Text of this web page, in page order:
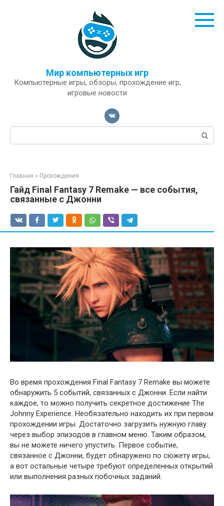
Мир компьютерных игр
Компьютерные игры, обзоры, прохождение игр,
игровые новости
Поиск:
Главная » Прохождения
Гайд Final Fantasy 7 Remake — все события,
связанные с Джонни
Во время прохождения Final Fantasy 7 Remake вы можете
обнаружить 5 событий, связанных с Джонни. Если найти
каждое, то можно получить секретное достижение The
Johnny Experience. Необязательно находить их при первом
прохождении игры. Достаточно загрузить нужную главу
через выбор эпизодов в главном меню. Таким образом,
вы не можете ничего упустить. Первое событие,
связанное с Джонни, будет обнаружено по сюжету игры,
а вот остальные четыре требуют определенных открытий
или выполнения разных побочных заданий.